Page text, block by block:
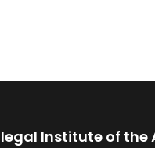
Institute of the